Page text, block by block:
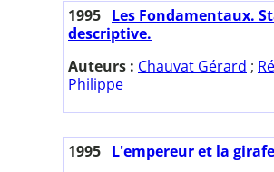
1995 Les Fondamentaux.
descriptive.
Auteurs : Chauvat Gérard ;
Philippe
1995 L'empereur et la